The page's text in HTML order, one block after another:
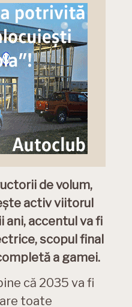
de volum,
activ viitorul
accentul va fi
scopul final
a gamei.
că 2035 va fi
toate